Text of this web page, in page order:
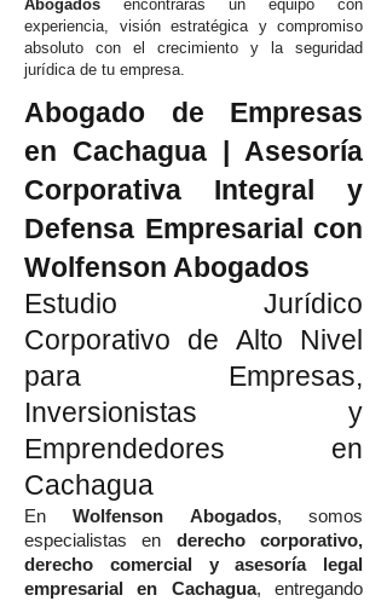
Abogados encontrarás un equipo con
experiencia, visión estratégica y compromiso
absoluto con el crecimiento y la seguridad
jurídica de tu empresa.
Abogado de Empresas
en Cachagua | Asesoría
Corporativa Integral y
Defensa Empresarial con
Wolfenson Abogados
Estudio Jurídico
Corporativo de Alto Nivel
para Empresas,
Inversionistas y
Emprendedores en
Cachagua
EnWolfenson Abogados, somos
especialistas en derecho corporativo,
derecho comercial y asesoría legal
empresarial en Cachagua, entregando